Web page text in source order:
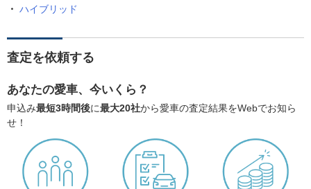
ハイブリッド
査定を依頼する
あなたの愛車、今いくら？
申込み最短3時間後に最大20社から愛車の査定結果をWebでお知ら
せ！